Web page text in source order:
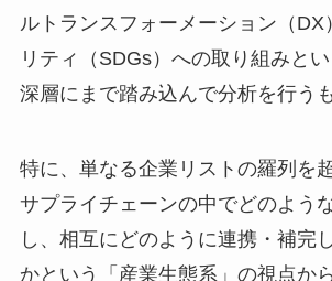
ルトランスフォーメーション（DX
リティ（SDGs）への取り組みと
深層にまで踏み込んで分析を行う
特に、単なる企業リストの羅列を
サプライチェーンの中でどのよう
し、相互にどのように連携・補完
かという「産業生態系」の視点か